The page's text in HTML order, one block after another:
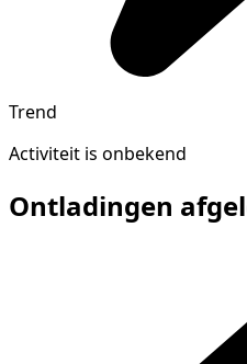
Trend
Activiteit is onbekend
Ontladingen